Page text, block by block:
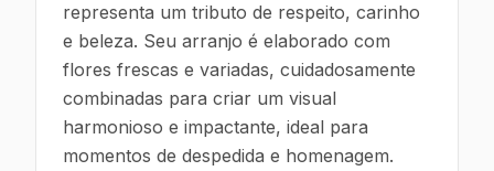
representa um tributo de respeito, carinho
e beleza. Seu arranjo é elaborado com
flores frescas e variadas, cuidadosamente
combinadas para criar um visual
harmonioso e impactante, ideal para
momentos de despedida e homenagem.